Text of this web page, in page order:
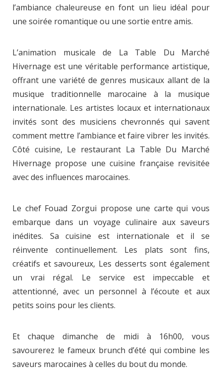
l’ambiance chaleureuse en font un lieu idéal pour
une soirée romantique ou une sortie entre amis.
L’animation musicale de La Table Du Marché
Hivernage est une véritable performance artistique,
offrant une variété de genres musicaux allant de la
musique traditionnelle marocaine à la musique
internationale. Les artistes locaux et internationaux
invités sont des musiciens chevronnés qui savent
comment mettre l’ambiance et faire vibrer les invités.
Côté cuisine, Le restaurant La Table Du Marché
Hivernage propose une cuisine française revisitée
avec des influences marocaines.
Le chef Fouad Zorgui propose une carte qui vous
embarque dans un voyage culinaire aux saveurs
inédites. Sa cuisine est internationale et il se
réinvente continuellement. Les plats sont fins,
créatifs et savoureux, Les desserts sont également
un vrai régal. Le service est impeccable et
attentionné, avec un personnel à l’écoute et aux
petits soins pour les clients.
Et chaque dimanche de midi à 16h00, vous
savourerez le fameux brunch d’été qui combine les
saveurs marocaines à celles du bout du monde.